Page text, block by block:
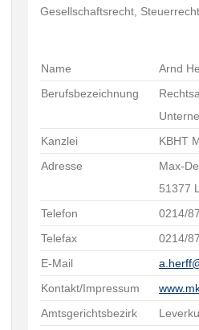
Gesellschaftsrecht,
Name
Arnd
Berufsbezeichnung
Kanzlei
KBHT
Adresse
Max-
51377
Telefon
0214/
Telefax
0214/
E-Mail
Kontakt/Impressum
Amtsgerichtsbezirk